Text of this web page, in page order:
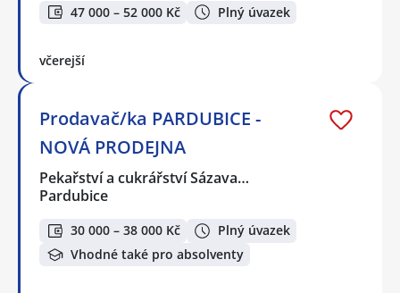
47 000 – 52 000 Kč Plný úvazek
včerejší
Prodavač/ka PARDUBICE -
NOVÁ PRODEJNA
Pekařství a cukrářství Sázava…
Pardubice
30 000 – 38 000 Kč
Plný úvazek
Vhodné také pro absolventy